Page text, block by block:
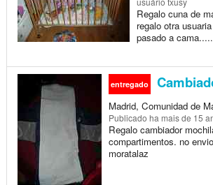
Regalo cuna de
regalo otra
pasado a
entregado
Madrid, Comunidad de
Publicado ha mais de 15
Regalo cambiador
compartimentos. no
moratalaz